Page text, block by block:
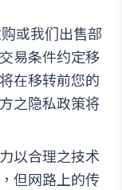
或我们出售部
易条件约定移
在移转前您的
之隐私政策将
以合理之技术
但网路上的传